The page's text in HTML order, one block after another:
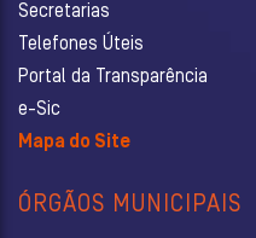
Secretarias
Telefones Úteis
Portal da Transparência
e-Sic
Mapa do Site
ÓRGÃOS MUNICIPAIS